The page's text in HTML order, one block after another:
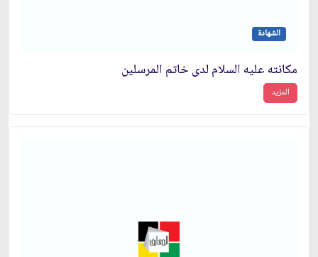
الشهادة
مكانته عليه السلام لدى خاتم المرسلين
المزيد